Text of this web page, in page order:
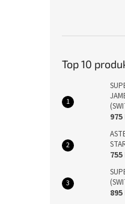
Top 10